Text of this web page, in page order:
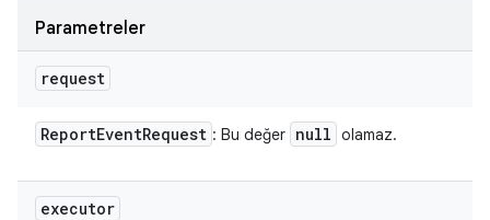
Parametreler
request
ReportEventRequest : Bu değer null olamaz.
executor